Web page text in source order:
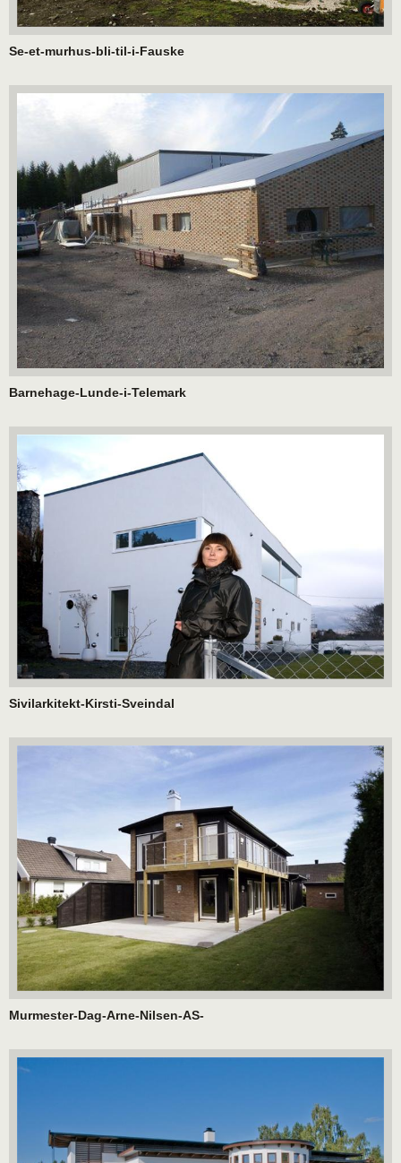
Se-et-murhus-bli-til-i-Fauske
Barnehage-Lunde-i-Telemark
Sivilarkitekt-Kirsti-Sveindal
Murmester-Dag-Arne-Nilsen-AS-